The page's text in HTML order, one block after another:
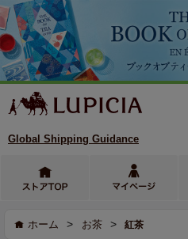
Global Shipping Guidance
ホーム > お茶 > 紅茶